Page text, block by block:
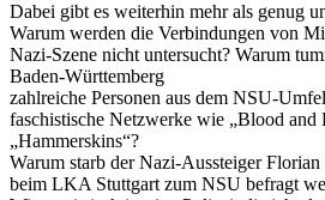
Dabei gibt es weiterhin mehr als genug
Warum werden die Verbindungen von
Nazi-Szene nicht untersucht? Warum
Baden-Württemberg
zahlreiche Personen aus dem NSU-
faschistische Netzwerke wie „Blood and
„Hammerskins“?
Warum starb der Nazi-Aussteiger
beim LKA Stuttgart zum NSU befragt